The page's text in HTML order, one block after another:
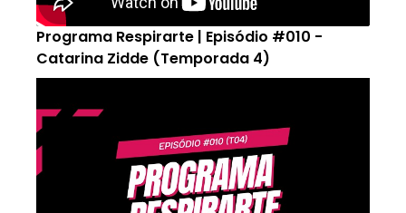
Programa Respirarte | Episódio #010 -
Catarina Zidde (Temporada 4)